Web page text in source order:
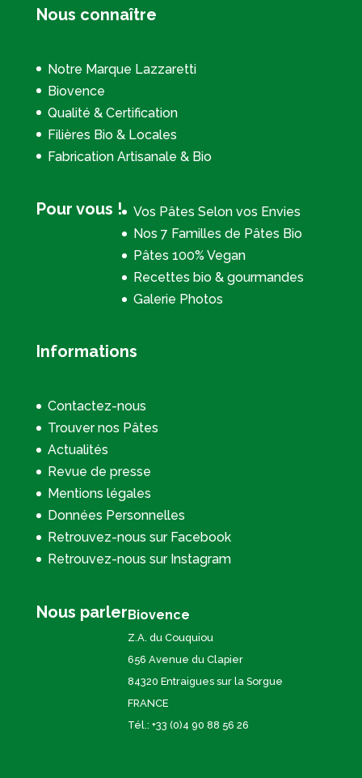
Nous connaître
Notre Marque Lazzaretti
Biovence
Qualité & Certification
Filières Bio & Locales
Fabrication Artisanale & Bio
Pour vous !
Vos Pâtes Selon vos Envies
Nos 7 Familles de Pâtes Bio
Pâtes 100% Vegan
Recettes bio & gourmandes
Galerie Photos
Informations
Contactez-nous
Trouver nos Pâtes
Actualités
Revue de presse
Mentions légales
Données Personnelles
Retrouvez-nous sur Facebook
Retrouvez-nous sur Instagram
Nous parlerBiovence
Z.A. du Couquiou
656 Avenue du Clapier
84320 Entraigues sur la Sorgue
FRANCE
Tél.: +33 (0)4 90 88 56 26